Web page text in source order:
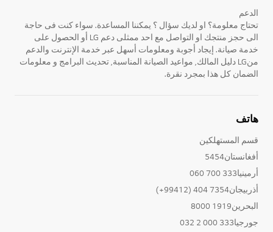
الدعم
تحتاج معلومة؟ او لديك سؤال ؟ يمكننا المساعدة. سواء كنت فى حاجة
الى حجز منتجك او التواصل مع احد ممثلى دعم LG أو الحصول على
خدمة صيانة. إيجاد أجوبة ومعلومات أسهل عبر خدمة الإنترنت والدعم
منLG دليل المالك, مواعيد الصيانة المناسبة, تحديث البرامج و معلومات
الضمان كل هذا بمجرد نقرة.
هاتف
قسم المستهلكين
أفغانستان5454
أرمينيا333 700 060
أذربيجان7354 404 (99412+)
البحرين1919 8000
جورجيا333 000 2 032